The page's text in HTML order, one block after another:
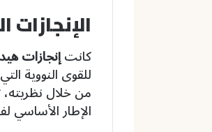
الإنجازات
كانتإنجازات
للقوى النووية
من خلال
الإطار الأساسي